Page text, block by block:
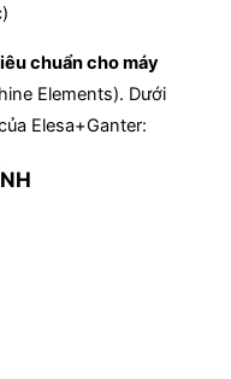
chuẩn cho máy
Elements). Dưới
Elesa+Ganter: